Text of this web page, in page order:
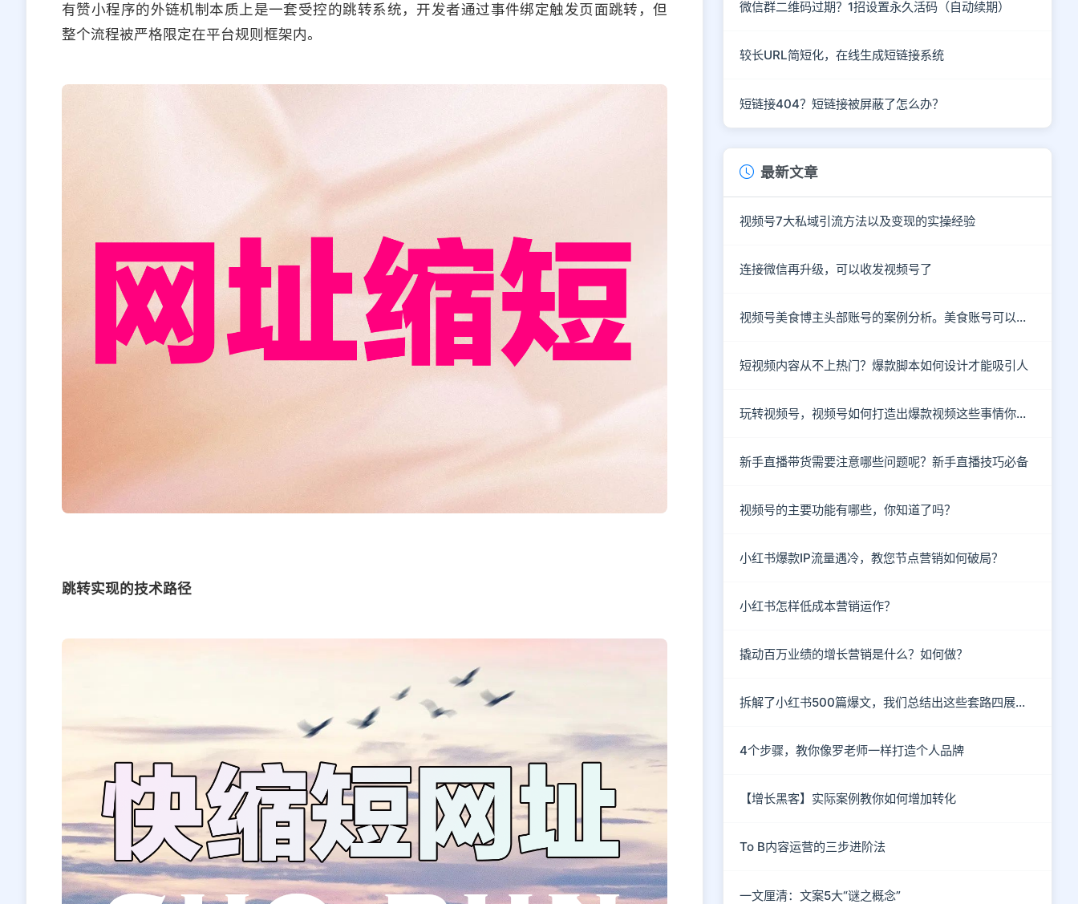
有赞小程序的外链机制本质上是一套受控的跳转系统，开发者通过事件绑定触发页面跳转，但
整个流程被严格限定在平台规则框架内。
跳转实现的技术路径
微信群二维码过期？1招设置永久活码（自动续期）
较长URL简短化，在线生成短链接系统
短链接404？短链接被屏蔽了怎么办？
最新文章
视频号7大私域引流方法以及变现的实操经验
连接微信再升级，可以收发视频号了
视频号美食博主头部账号的案例分析。美食账号可以做哪些类型的内容？
短视频内容从不上热门？爆款脚本如何设计才能吸引人
玩转视频号，视频号如何打造出爆款视频这些事情你知道了吗？
新手直播带货需要注意哪些问题呢？新手直播技巧必备
视频号的主要功能有哪些，你知道了吗？
小红书爆款IP流量遇冷，教您节点营销如何破局？
小红书怎样低成本营销运作？
撬动百万业绩的增长营销是什么？如何做？
拆解了小红书500篇爆文，我们总结出这些套路四展场景
4个步骤，教你像罗老师一样打造个人品牌
【增长黑客】实际案例教你如何增加转化
To B内容运营的三步进阶法
一文厘清：文案5大“谜之概念”